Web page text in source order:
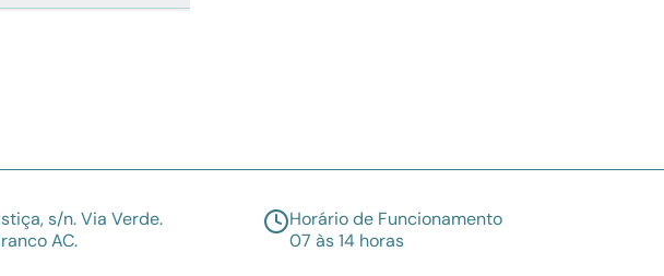
s/n. Via Verde.
AC.
Horário de Funcionamento
07 às 14 horas